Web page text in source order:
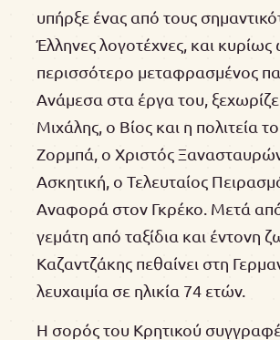
υπήρξε ένας από τους
Έλληνες λογοτέχνες, και κυρίως
περισσότερο μεταφρασμένος
Ανάμεσα στα έργα του,
Μιχάλης, ο Βίος και η πολιτεία
Ζορμπά, ο Χριστός
Ασκητική, ο Τελευταίος
Αναφορά στον Γκρέκο. Μετά
γεμάτη από ταξίδια και έντονη
Καζαντζάκης πεθαίνει στη
λευχαιμία σε ηλικία 74 ετών.
Η σορός του Κρητικού